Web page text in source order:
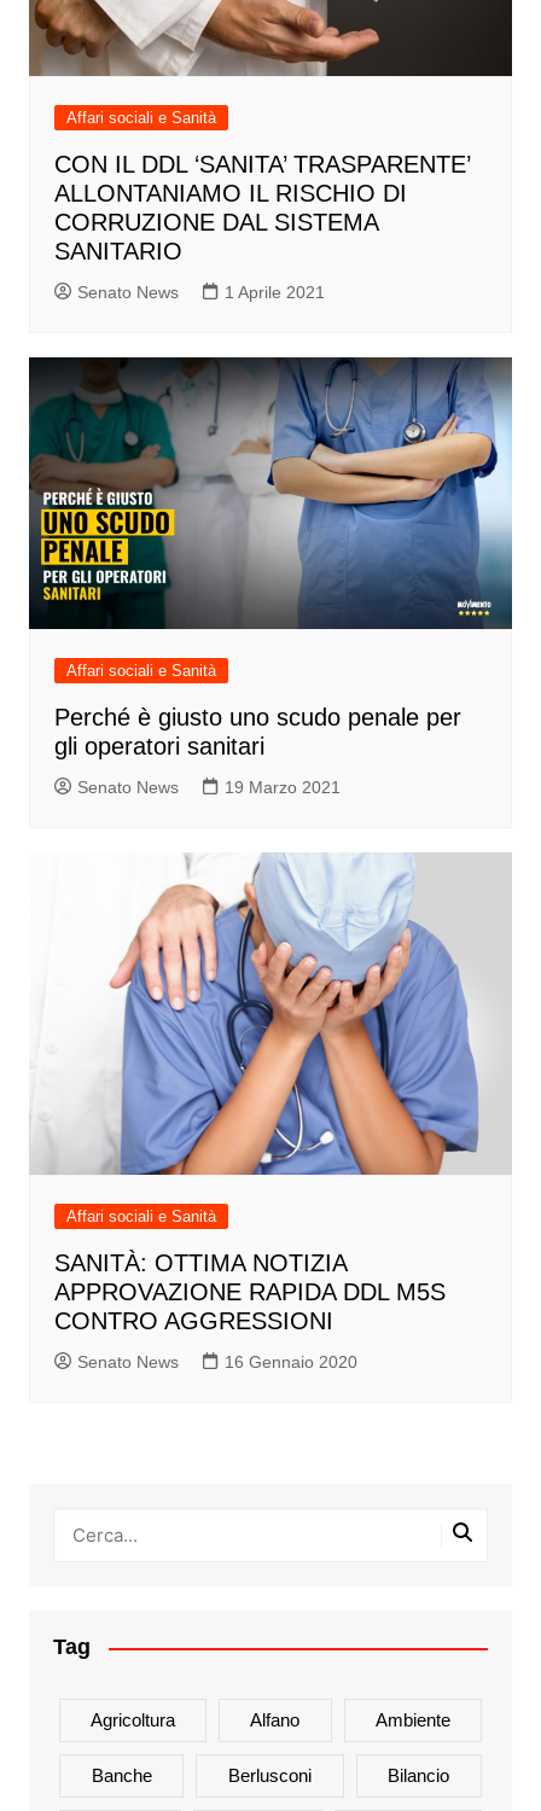
Affari sociali e Sanità
CON IL DDL ‘SANITA’ TRASPARENTE’
ALLONTANIAMO IL RISCHIO DI
CORRUZIONE DAL SISTEMA
SANITARIO
Senato News 1 Aprile 2021
Affari sociali e Sanità
Perché è giusto uno scudo penale per
gli operatori sanitari
Senato News 19 Marzo 2021
Affari sociali e Sanità
SANITÀ: OTTIMA NOTIZIA
APPROVAZIONE RAPIDA DDL M5S
CONTRO AGGRESSIONI
Senato News 16 Gennaio 2020
Tag
Agricoltura Alfano Ambiente
Banche Berlusconi Bilancio